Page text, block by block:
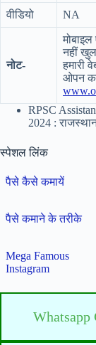
वीडियो NA
नोट-
नहीं
हमारी
ओपन
RPSC
2024 :
स्पेशल लिंक
पैसे कैसे कमायें
पैसे कमाने के तरीके
Mega Famous
Instagram
Whatsapp